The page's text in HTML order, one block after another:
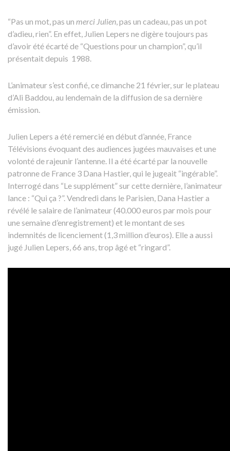
“Pas un mot, pas un merci Julien, pas un cadeau, pas un pot
d’adieu, rien”. En effet, Julien Lepers ne digère toujours pas
d’avoir été écarté de “Questions pour un champion”, qu’il
présentait depuis 1988.
L’animateur s’est confié, ce dimanche 21 février, sur le plateau
d’Ali Baddou, au lendemain de la diffusion de sa dernière
émission.
Julien Lepers a été remercié en début d’année, France
Télévisions évoquant des audiences jugées mauvaises et une
volonté de rajeunir l’antenne. Il a été écarté par la nouvelle
patronne de France 3 Dana Hastier, qui le jugeait “ingérable”.
Interrogé dans “Le supplément” sur cette dernière, l’animateur
lance : “Qui ça ?”. Vendredi dans le Parisien, Dana Hastier a
révélé le salaire de l’animateur (40.000 euros par mois pour
une semaine d’enregistrement) et le montant de ses
indemnités de licenciement (1,3 million d’euros). Elle a aussi
jugé Julien Lepers, 66 ans, trop âgé et “ringard”.